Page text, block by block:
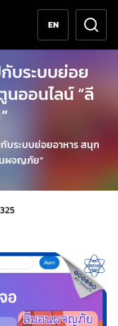
EN
บระบบย่อย
ออนไลน์ “ลี
ระบบย่อยอาหาร สนุก
นผจญภัย”
าสุดเมื่อ:
นการเข้าชม 325 ครั้ง
325